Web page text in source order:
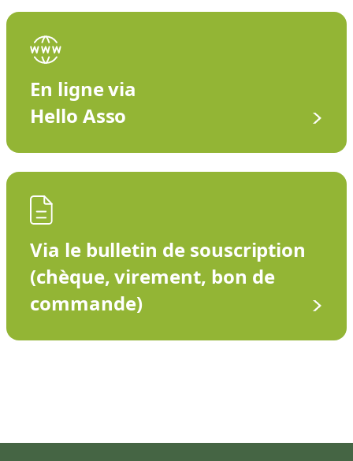
En ligne via
Hello Asso
Via le bulletin de souscription
(chèque, virement, bon de
commande)